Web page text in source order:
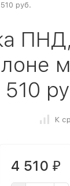
руб.
К
4 510 ₽